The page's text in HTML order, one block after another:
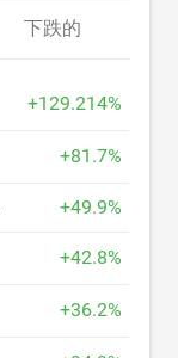
下跌的
+129.214%
+81.7%
+49.9%
+42.8%
+36.2%